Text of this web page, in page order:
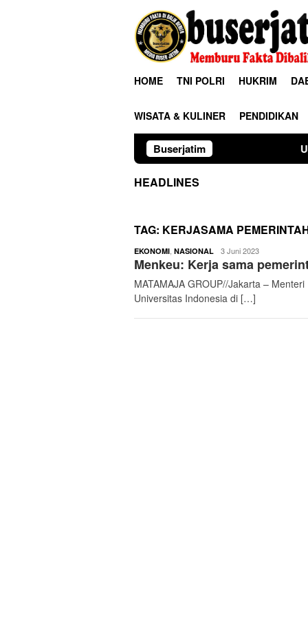
HOME TNI POLRI HUKRIM
WISATA & KULINER PENDIDIKAN
Buserjatim Universitas
HEADLINES
TAG: KERJASAMA
EKONOMI NASIONAL buserjatim
3 Juni 2023
Menkeu: Kerja sama
MATAMAJA GROUP//Jakarta –
Universitas Indonesia di […]